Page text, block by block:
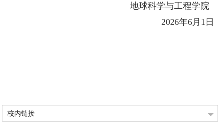
地球科学与工程学院
2026年6月1日
校内链接